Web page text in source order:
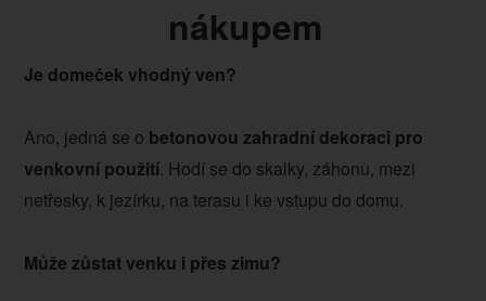
nákupem
Je domeček vhodný ven?
Ano, jedná se o betonovou zahradní dekoraci pro
venkovní použití. Hodí se do skalky, záhonu, mezi
netřesky, k jezírku, na terasu i ke vstupu do domu.
Může zůstat venku i přes zimu?